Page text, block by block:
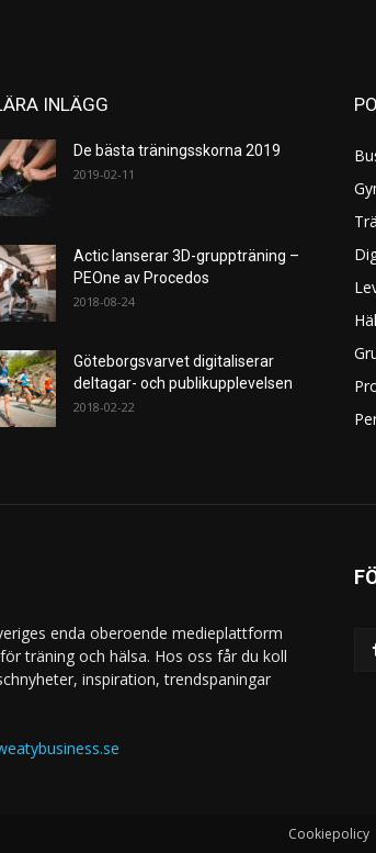
INLÄGG
De bästa träningsskorna 2019
2019-02-11
Actic lanserar 3D-gruppträning –
PEOne av Procedos
2018-08-24
Göteborgsvarvet digitaliserar
deltagar- och publikupplevelsen
2018-02-22
enda oberoende medieplattform
träning och hälsa. Hos oss får du koll
inspiration, trendspaningar
Cookiepolicy